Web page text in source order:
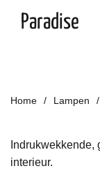
Paradise
Home Lampen
interieur.